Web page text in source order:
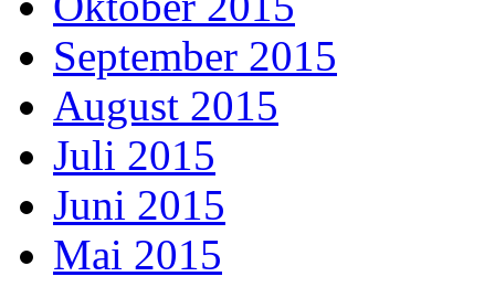
September 2015
August 2015
Juli 2015
Juni 2015
Mai 2015